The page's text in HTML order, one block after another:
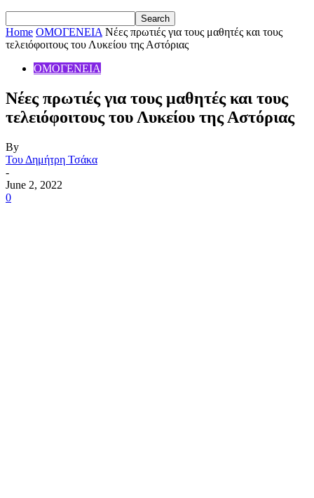
Home ΟΜΟΓΕΝΕΙΑ Νέες πρωτιές για τους μαθητές και τους
τελειόφοιτους του Λυκείου της Αστόριας
ΟΜΟΓΕΝΕΙΑ
Νέες πρωτιές για τους μαθητές και τους
τελειόφοιτους του Λυκείου της Αστόριας
By
Του Δημήτρη Τσάκα
-
June 2, 2022
0